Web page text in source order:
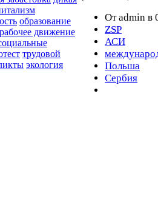
образование
рабочее движение
трудовой
экология
От admin в
ZSP
АСИ
Польша
Сербия